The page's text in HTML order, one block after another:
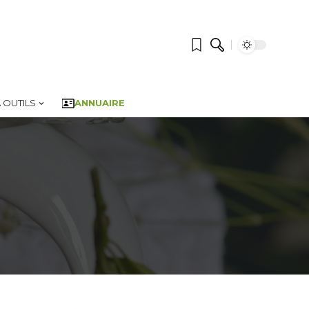
OUTILS ANNUAIRE